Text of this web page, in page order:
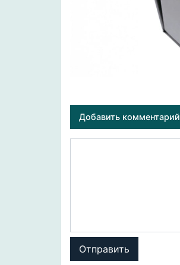
Добавить комментарий
Отправить